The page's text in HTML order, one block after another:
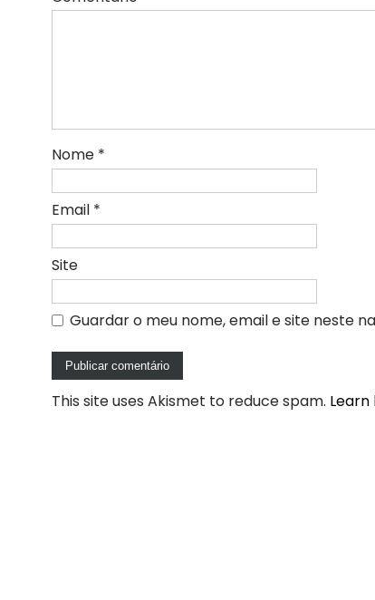
Nome *
Email *
Site
Guardar o meu nome, email e site neste
This site uses Akismet to reduce spam.